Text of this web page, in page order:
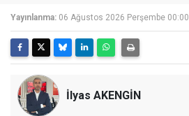
Yayınlanma: 06 Ağustos 2026 Perşembe 00:00
İlyas AKENGİN